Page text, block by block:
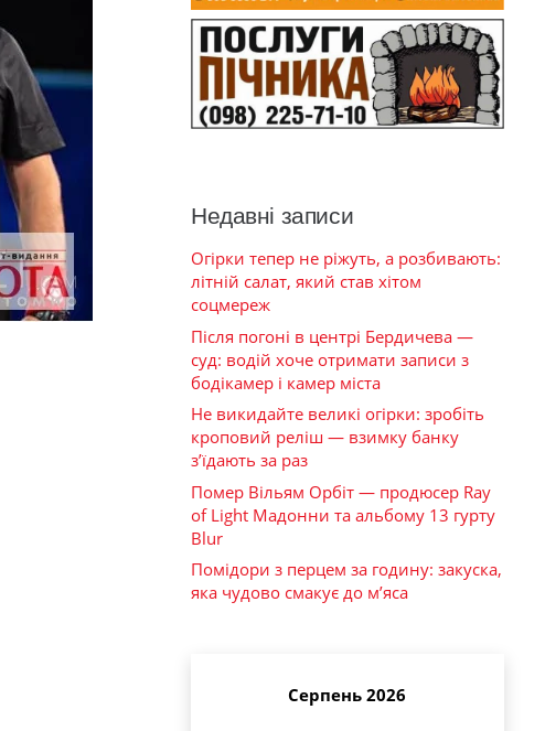
Недавні записи
Огірки тепер не ріжуть, а розбивають:
літній салат, який став хітом
соцмереж
Після погоні в центрі Бердичева —
суд: водій хоче отримати записи з
бодікамер і камер міста
Не викидайте великі огірки: зробіть
кроповий реліш — взимку банку
з’їдають за раз
Помер Вільям Орбіт — продюсер Ray
of Light Мадонни та альбому 13 гурту
Blur
Помідори з перцем за годину: закуска,
яка чудово смакує до м’яса
Серпень 2026